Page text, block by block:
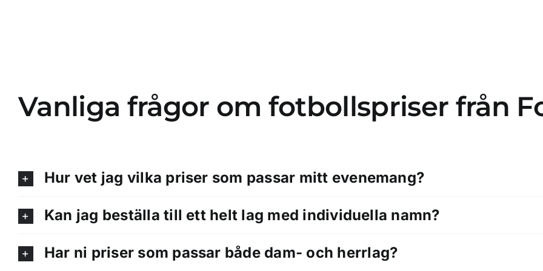
Vanliga frågor om fotbollspriser från
Hur vet jag vilka priser som passar mitt evenemang?
Kan jag beställa till ett helt lag med individuella namn?
Har ni priser som passar både dam- och herrlag?